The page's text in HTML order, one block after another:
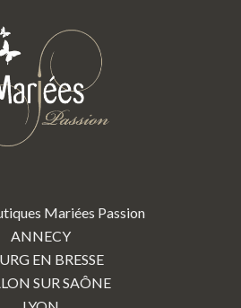
Mariées Passion
ANNECY
EN BRESSE
SUR SAÔNE